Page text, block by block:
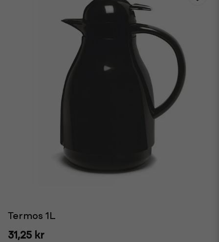
Termos 1L
31,25 kr